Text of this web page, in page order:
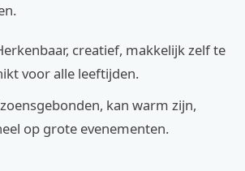
creatief, makkelijk zelf te
voor alle leeftijden.
kan warm zijn,
op grote evenementen.